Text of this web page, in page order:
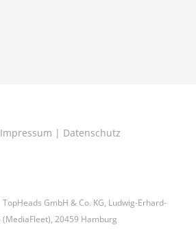
Impressum | Datenschutz
GmbH & Co. KG, Ludwig-Erhard-
(MediaFleet), 20459 Hamburg